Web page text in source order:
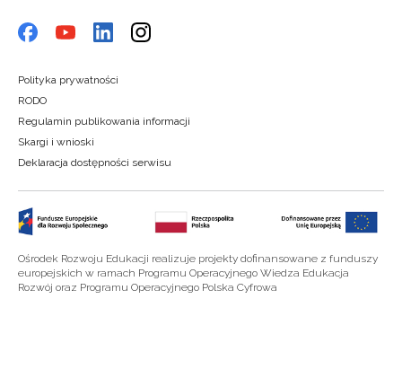
Polityka prywatności
RODO
Regulamin publikowania informacji
Skargi i wnioski
Deklaracja dostępności serwisu
Ośrodek Rozwoju Edukacji realizuje projekty dofinansowane z funduszy
europejskich w ramach Programu Operacyjnego Wiedza Edukacja
Rozwój oraz Programu Operacyjnego Polska Cyfrowa